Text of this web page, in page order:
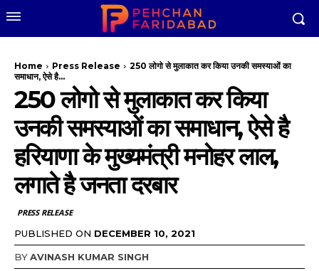
Home Press Release
250 लोगो से मुलाकात कर किया उनकी समस्याओं का
समाधान, ऐसे है...
250 लोगो से मुलाकात कर किया
उनकी समस्याओं का समाधान, ऐसे है
हरियाणा के मुख्यमंत्री मनोहर लाल,
लगाते है जनता दरबार
PRESS RELEASE
PUBLISHED ON DECEMBER 10, 2021
BYAVINASH KUMAR SINGH